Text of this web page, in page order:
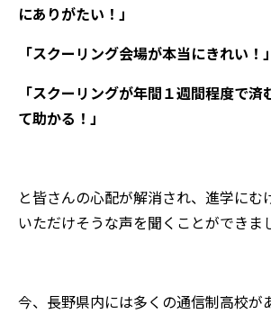
にありがたい！」
「スクーリング会場が本当にきれい！」
「スクーリングが年間１週間程度で済
て助かる！」
と皆さんの心配が解消され、進学にむ
いただけそうな声を聞くことができま
今、長野県内には多くの通信制高校が